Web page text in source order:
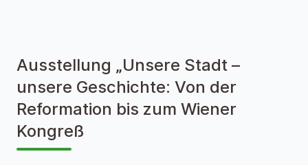
Ausstellung „Unsere Stadt –
unsere Geschichte: Von der
Reformation bis zum Wiener
Kongreß